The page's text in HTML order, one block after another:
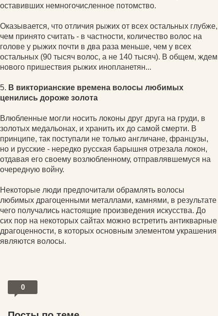
оставивших немногочисленное потомство.
Оказывается, что отличия рыжих от всех остальных глубже,
чем принято считать - в частности, количество волос на
голове у рыжих почти в два раза меньше, чем у всех
остальных (90 тысяч волос, а не 140 тысяч). В общем, ждем
нового пришествия рыжих инопланетян...
5. В викторианские времена волосы любимых
ценились дороже золота
Влюбленные могли носить локоны друг друга на груди, в
золотых медальонах, и хранить их до самой смерти. В
принципе, так поступали не только англичане, французы,
но и русские - нередко русская барышня отрезала локон,
отдавая его своему возлюбленному, отправлявшемуся на
очередную войну.
Некоторые люди предпочитали обрамлять волосы
любимых драгоценными металлами, камнями, в результате
чего получались настоящие произведения искусства. До
сих пор на некоторых сайтах можно встретить антикварные
драгоценности, в которых основным элементом украшения
являются волосы.
0